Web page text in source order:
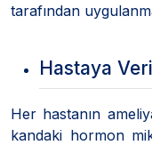
tarafından
Hastaya
Her hastanın
kandaki hormon